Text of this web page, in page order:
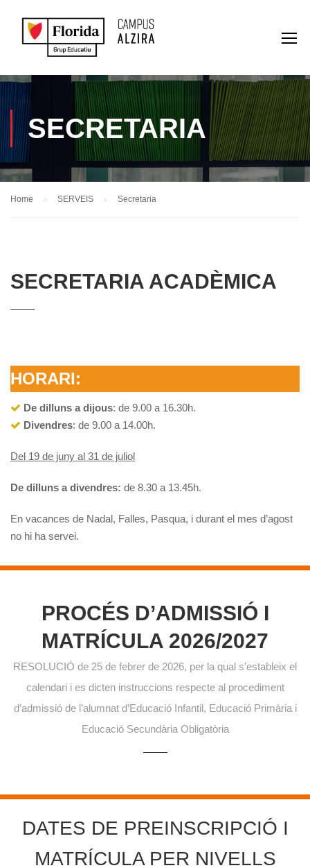
SECRETARIA
Home SERVEIS Secretaria
SECRETARIA ACADÈMICA
HORARI:
De dilluns a dijous: de 9.00 a 16.30h.
Divendres: de 9.00 a 14.00h.
Del 19 de juny al 31 de juliol
De dilluns a divendres: de 8.30 a 13.45h.
En vacances de Nadal, Falles, Pasqua, i durant el mes d’agost
no hi ha servei.
PROCÉS D’ADMISSIÓ I
MATRÍCULA 2026/2027
RESOLUCIÓ de 25 de febrer de 2026, per la qual s’estableix el
calendari i es dicten instruccions respecte al procediment
d’admissió de l’alumnat d’Educació Infantil, Educació Primària i
Educació Secundària Obligatòria
DATES DE PREINSCRIPCIÓ I
MATRÍCULA PER NIVELLS